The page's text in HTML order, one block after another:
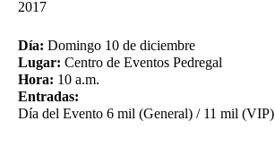
2017
Día: Domingo 10 de diciembre
Lugar: Centro de Eventos Pedregal
Hora: 10 a.m.
Entradas:
Día del Evento 6 mil (General) / 11 mil (VIP)